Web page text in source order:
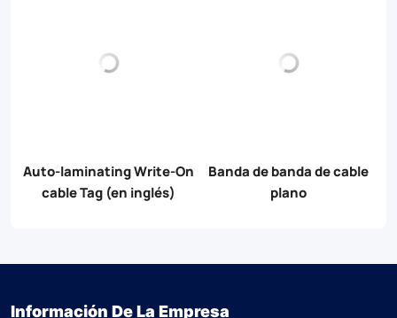
Auto-laminating Write-On
cable Tag (en inglés)
Banda de banda de cable
plano
Información De La Empresa